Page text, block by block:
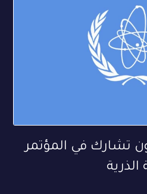
تشارك في المؤتمر
الذرية